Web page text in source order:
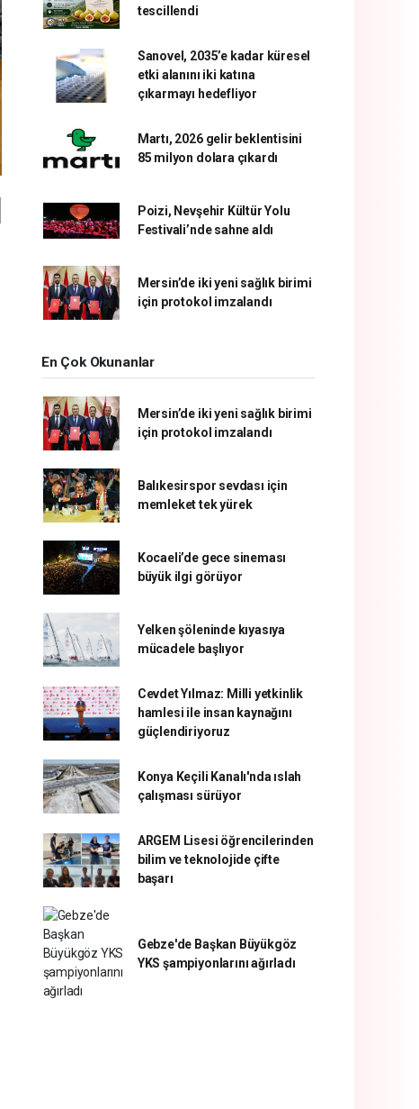
tescillendi
Sanovel, 2035’e kadar küresel
etki alanını iki katına
çıkarmayı hedefliyor
Martı, 2026 gelir beklentisini
85 milyon dolara çıkardı
Poizi, Nevşehir Kültür Yolu
Festivali’nde sahne aldı
Mersin’de iki yeni sağlık birimi
için protokol imzalandı
En Çok Okunanlar
Mersin’de iki yeni sağlık birimi
için protokol imzalandı
Balıkesirspor sevdası için
memleket tek yürek
Kocaeli’de gece sineması
büyük ilgi görüyor
Yelken şöleninde kıyasıya
mücadele başlıyor
Cevdet Yılmaz: Milli yetkinlik
hamlesi ile insan kaynağını
güçlendiriyoruz
Konya Keçili Kanalı'nda ıslah
çalışması sürüyor
ARGEM Lisesi öğrencilerinden
bilim ve teknolojide çifte
başarı
Gebze'de Başkan Büyükgöz
YKS şampiyonlarını ağırladı